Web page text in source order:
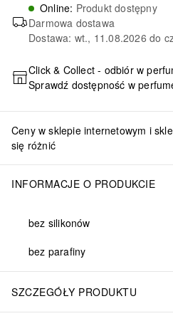
Online: Produkt dostępny
Darmowa dostawa
Dostawa: wt., 11.08.2026 do
DODAJ DO
Click & Collect - odbiór w
Sprawdź dostępność w
Ceny w sklepie internetowym i
się różnić
INFORMACJE O PRODUKCIE
bez silikonów
bez parafiny
SZCZEGÓŁY PRODUKTU